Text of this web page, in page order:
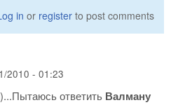
in or register to post comments
2010 - 01:23
ответить Валману